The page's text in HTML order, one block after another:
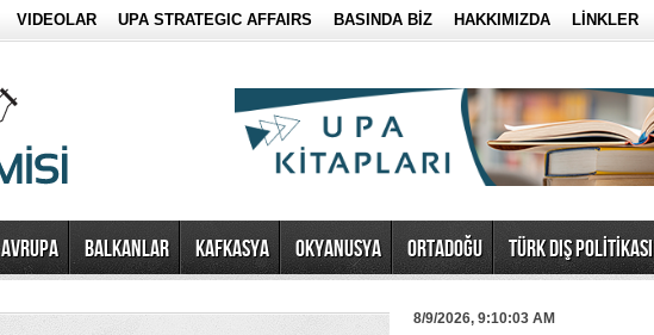
VIDEOLAR UPA STRATEGIC AFFAIRS BASINDA BİZ HAKKIMIZDA LİNKLER
AVRUPA BALKANLAR KAFKASYA OKYANUSYA ORTADOĞU TÜRK DIŞ POLİTİKASI
8/9/2026, 9:10:03 AM